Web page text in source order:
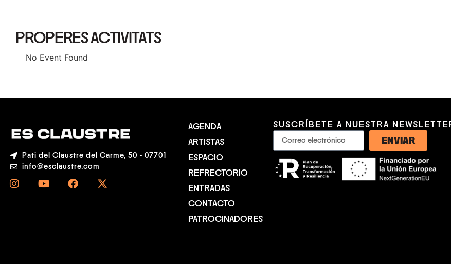
PROPERES ACTIVITATS
No Event Found
Pati del Claustre del Carme, 50 - 07701
info@esclaustre.com
AGENDA
ARTISTAS
ESPACIO
REFRECTORIO
ENTRADAS
CONTACTO
PATROCINADORES
SUSCRÍBETE A NUESTRA
ENVIAR